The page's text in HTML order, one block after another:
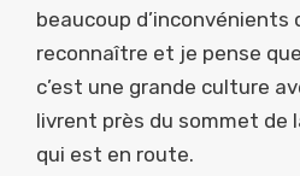
beaucoup d’inconvénients
reconnaître et je pense
c’est une grande culture
livrent près du sommet de
qui est en route.